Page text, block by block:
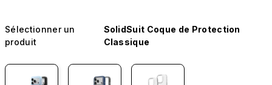
Sélectionner un
produit
SolidSuit Coque de Protection
Classique